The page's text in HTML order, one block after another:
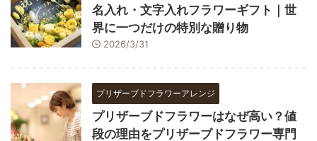
名入れ・文字入れフラワーギフト｜世
界に一つだけの特別な贈り物
2026/3/31
プリザーブドフラワーアレンジ
プリザーブドフラワーはなぜ高い？値
段の理由をプリザーブドフラワー専門